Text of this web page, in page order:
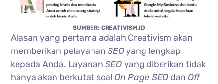
SUMBER: CREATIVISM.ID
Alasan yang pertama adalah Creativism akan
memberikan pelayananSEOyang lengkap
kepada Anda. LayananSEOyang diberikan tidak
hanya akan berkutat soal On Page SEO dan Off